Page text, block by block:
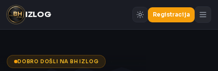
IZLOG Registracija
DOBRO DOŠLI NA BH IZLOG